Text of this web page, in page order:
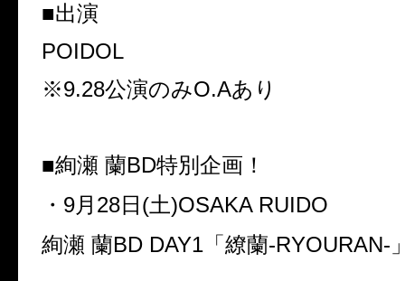
■出演
POIDOL
※9.28公演のみO.Aあり
■絢瀬 蘭BD特別企画！
・ 9月 28日 (土)OSAKA RUIDO
絢瀬 蘭BD DAY1 「繚蘭-RYOURAN-